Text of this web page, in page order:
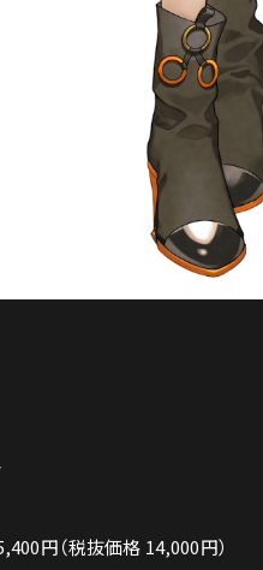
円（税抜価格 14,000円）